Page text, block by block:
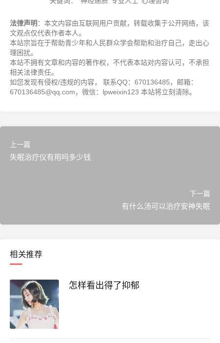
法律声明 ：本文内容由互联网用户贡献，转载收集于公开网络，该
文观点仅代表作者本人。
本站宗旨在于帮助青少年和人民群众学会帮助和治疗自己，走出心
理困扰。
本站不拥有文章和内容的著作权，不代表本站对内容认可，不承担
相关法律责任。
如您发现有侵权/违规的内容， 联系QQ：670136485，邮箱：
670136485@qq.com，微信：lpweixin123 本站将立刻清除。
上一篇
失眠治疗仪有用吗多少钱
下一篇
有什么汤可以治疗安神失眠
相关推荐
怎样看出得了抑郁